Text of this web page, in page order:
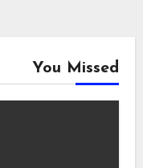
You Missed